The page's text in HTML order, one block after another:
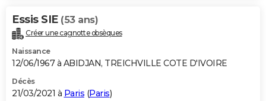
Essis SIE (53 ans)
Créer une cagnotte obsèques
Naissance
12/06/1967 à ABIDJAN, TREICHVILLE COTE D'IVOIRE
Décès
21/03/2021 à Paris (Paris)